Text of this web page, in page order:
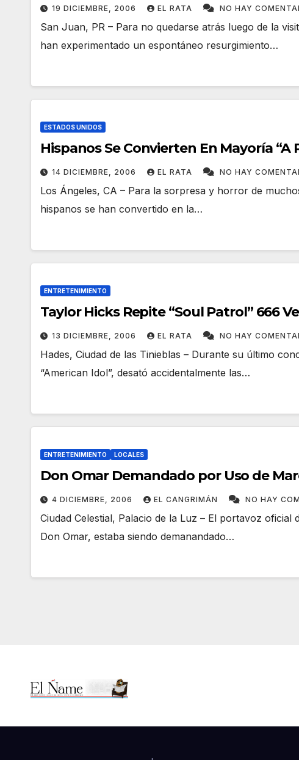
19 DICIEMBRE, 2006 EL RATA NO HAY
San Juan, PR – Para no quedarse atrás luego de la
han experimentado un espontáneo resurgimiento…
ESTADOS UNIDOS
Hispanos Se Convierten En Mayoría
14 DICIEMBRE, 2006 EL RATA NO HAY
Los Ángeles, CA – Para la sorpresa y horror de
hispanos se han convertido en la…
ENTRETENIMIENTO
Taylor Hicks Repite “Soul Patrol” 666
13 DICIEMBRE, 2006 EL RATA NO HAY
Hades, Ciudad de las Tinieblas – Durante su último
“American Idol”, desató accidentalmente las…
ENTRETENIMIENTO LOCALES
Don Omar Demandado por Uso de
4 DICIEMBRE, 2006 EL CANGRIMÁN NO HAY
Ciudad Celestial, Palacio de la Luz – El portavoz
Don Omar, estaba siendo demanandado…